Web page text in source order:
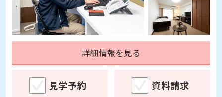
詳細情報を見る
見学予約 資料請求